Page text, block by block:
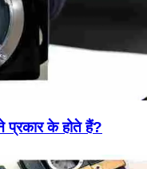
के होते हैं?